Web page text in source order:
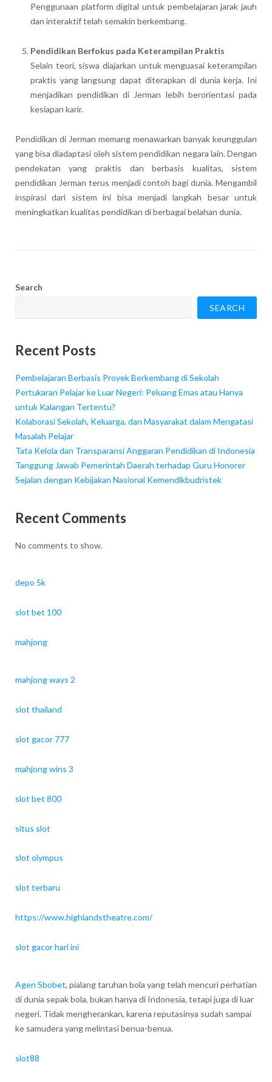
Penggunaan platform digital untuk pembelajaran jarak jauh
dan interaktif telah semakin berkembang.
Pendidikan Berfokus pada Keterampilan Praktis
Selain teori, siswa diajarkan untuk menguasai keterampilan
praktis yang langsung dapat diterapkan di dunia kerja. Ini
menjadikan pendidikan di Jerman lebih berorientasi pada
kesiapan karir.
Pendidikan di Jerman memang menawarkan banyak keunggulan
yang bisa diadaptasi oleh sistem pendidikan negara lain. Dengan
pendekatan yang praktis dan berbasis kualitas, sistem
pendidikan Jerman terus menjadi contoh bagi dunia. Mengambil
inspirasi dari sistem ini bisa menjadi langkah besar untuk
meningkatkan kualitas pendidikan di berbagai belahan dunia.
Search
SEARCH
Recent Posts
Pembelajaran Berbasis Proyek Berkembang di Sekolah
Pertukaran Pelajar ke Luar Negeri: Peluang Emas atau Hanya
untuk Kalangan Tertentu?
Kolaborasi Sekolah, Keluarga, dan Masyarakat dalam Mengatasi
Masalah Pelajar
Tata Kelola dan Transparansi Anggaran Pendidikan di Indonesia
Tanggung Jawab Pemerintah Daerah terhadap Guru Honorer
Sejalan dengan Kebijakan Nasional Kemendikbudristek
Recent Comments
No comments to show.
depo 5k
slot bet 100
mahjong
mahjong ways 2
slot thailand
slot gacor 777
mahjong wins 3
slot bet 800
situs slot
slot olympus
slot terbaru
https://www.highlandstheatre.com/
slot gacor hari ini
Agen Sbobet, pialang taruhan bola yang telah mencuri perhatian
di dunia sepak bola, bukan hanya di Indonesia, tetapi juga di luar
negeri. Tidak mengherankan, karena reputasinya sudah sampai
ke samudera yang melintasi benua-benua.
slot88